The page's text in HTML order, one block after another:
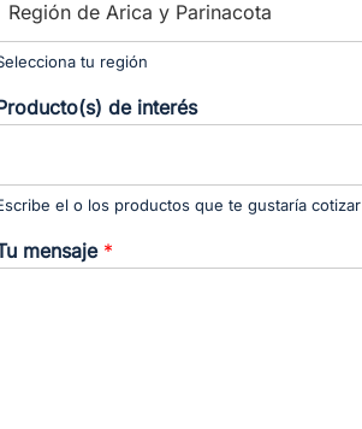
tu región
de interés
el o los productos que te gustaría cotizar
mensaje *